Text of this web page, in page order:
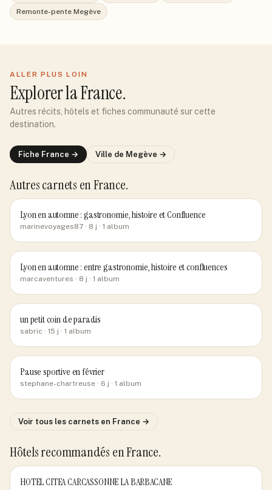
Remonte-pente Megève
ALLER PLUS LOIN
Explorerla France.
Autres récits, hôtels et fiches communauté sur cette
destination.
Fiche France → Ville de Megève →
Autres carnets en France.
Lyon en automne : gastronomie, histoire et Confluence
marinevoyages87 · 8 j · 1 album
Lyon en automne : entre gastronomie, histoire et confluences
marcaventures · 8 j · 1 album
un petit coin de paradis
sabric · 15 j · 1 album
Pause sportive en février
stephane-chartreuse · 6 j · 1 album
Voir tous les carnets en France →
Hôtels recommandés en France.
HOTEL CITEA CARCASSONNE LA BARBACANE